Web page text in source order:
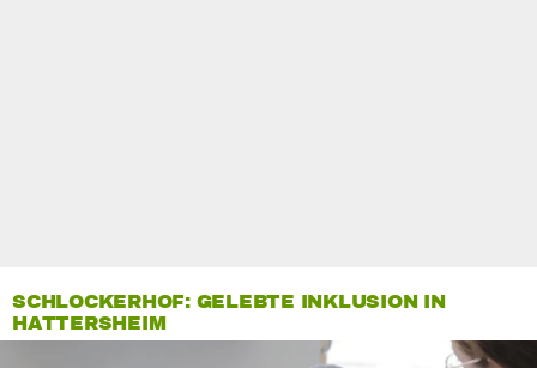
SCHLOCKERHOF: GELEBTE INKLUSION IN
HATTERSHEIM